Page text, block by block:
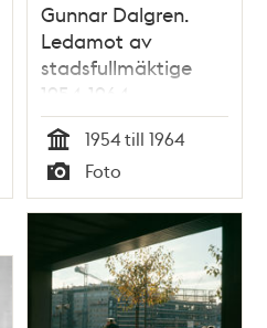
Gunnar Dalgren.
Ledamot av
stadsfullmäktige
1954-1964.
Kulturborgarråd
1959-1964
Tid
1954 till 1964
Typ
Foto